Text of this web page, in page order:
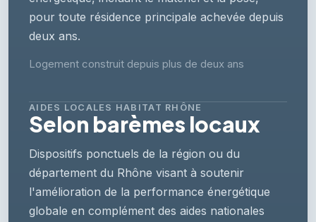
pour toute résidence principale achevée depuis
deux ans.
Logement construit depuis plus de deux ans
AIDES LOCALES HABITAT RHÔNE
Selon barèmes locaux
Dispositifs ponctuels de la région ou du
département du Rhône visant à soutenir
l'amélioration de la performance énergétique
globale en complément des aides nationales